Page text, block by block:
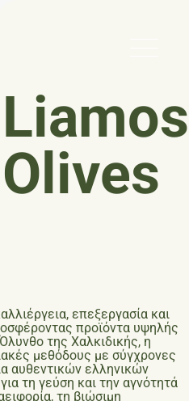
Liamos
Olives
επεξεργασία και
προϊόντα υψηλής
της Χαλκιδικής, η
μεθόδους με σύγχρονες
αυθεντικών ελληνικών
τη γεύση και την αγνότητά
τη βιώσιμη